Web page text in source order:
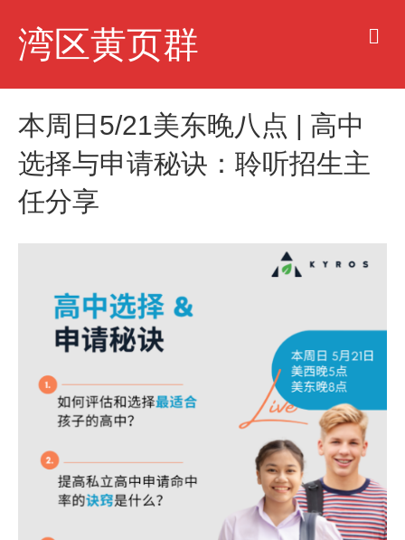
湾区黄页群
u
本周日5/21美东晚八点 | 高中
选择与申请秘诀：聆听招生主
任分享